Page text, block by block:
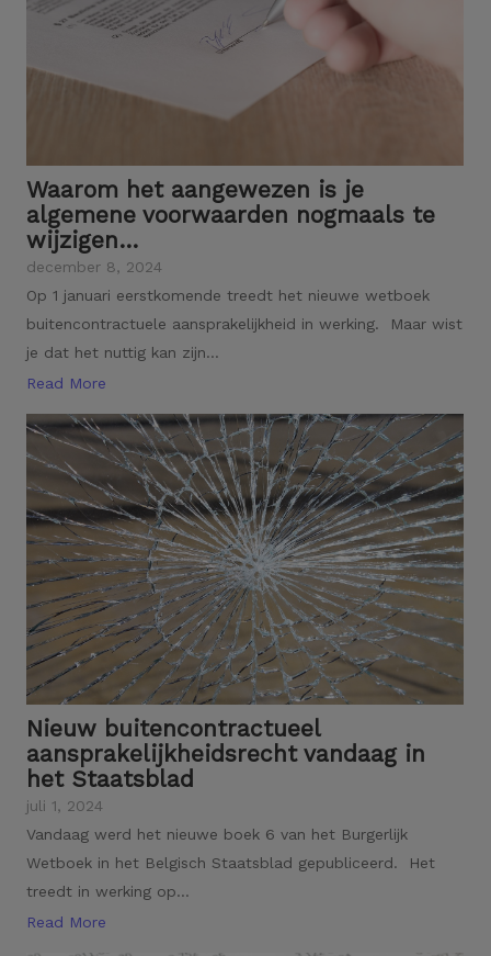
Waarom het aangewezen is je
algemene voorwaarden nogmaals te
wijzigen…
december 8, 2024
Op 1 januari eerstkomende treedt het nieuwe wetboek
buitencontractuele aansprakelijkheid in werking. Maar wist
je dat het nuttig kan zijn...
Read More
Nieuw buitencontractueel
aansprakelijkheidsrecht vandaag in
het Staatsblad
juli 1, 2024
Vandaag werd het nieuwe boek 6 van het Burgerlijk
Wetboek in het Belgisch Staatsblad gepubliceerd. Het
treedt in werking op...
Read More